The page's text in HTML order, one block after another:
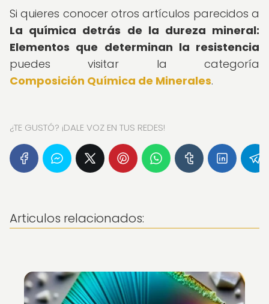
Si quieres conocer otros artículos parecidos a
La química detrás de la dureza mineral:
Elementos que determinan la resistencia
puedes visitar la categoría
Composición Química de Minerales.
¿TE GUSTÓ? ¡DALE VOZ EN TUS REDES!
Articulos relacionados: